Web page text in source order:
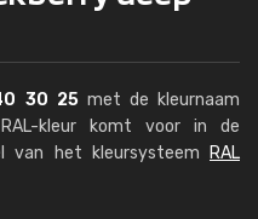
30 25met de kleurnaam
kleur komt voor in de
van het kleursysteem
RAL